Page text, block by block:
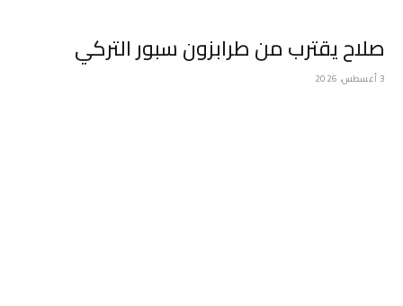
صلاح يقترب من طرابزون سبور التركي
3 أغسطس، 2026